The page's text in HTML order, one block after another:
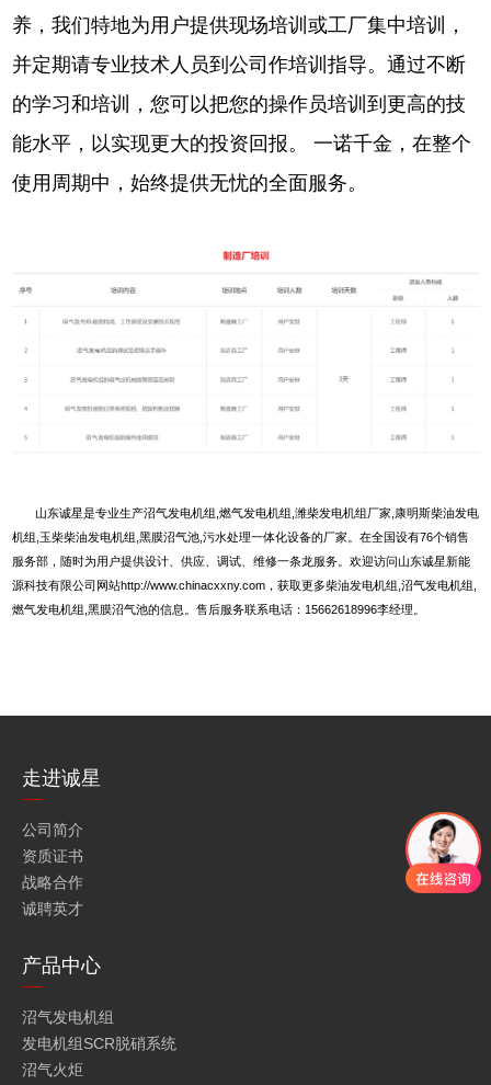
养，我们特地为用户提供现场培训或工厂集中培训，
并定期请专业技术人员到公司作培训指导。通过不断
的学习和培训，您可以把您的操作员培训到更高的技
能水平，以实现更大的投资回报。 一诺千金，在整个
使用周期中，始终提供无忧的全面服务。
山东诚星是专业生产沼气发电机组 ,燃气发电机组, 潍柴发电机组厂家 ,康明斯柴油发电
机组, 玉柴柴油发电机组 黑膜沼气池,污水处理一体化设备的厂家。在全国设有76个销售
服务部，随时为用户提供设计、供应、调试、维修一条龙服务。欢迎访问山东诚星新能
源科技有限公司网站http://www.chinacxxny.com，获取更多柴油发电机组,沼气发电机组,
燃气发电机组,黑膜沼气池的信息。售后服务联系电话：15662618996李经理。
走进诚星
公司简介
资质证书
战略合作
诚聘英才
产品中心
沼气发电机组
发电机组SCR脱硝系统
沼气火炬